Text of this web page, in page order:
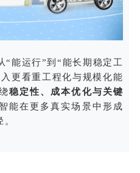
“能运行”到“能长期稳定工
更看重工程化与规模化能
稳定性、成本优化与关键
能在更多真实场景中形成